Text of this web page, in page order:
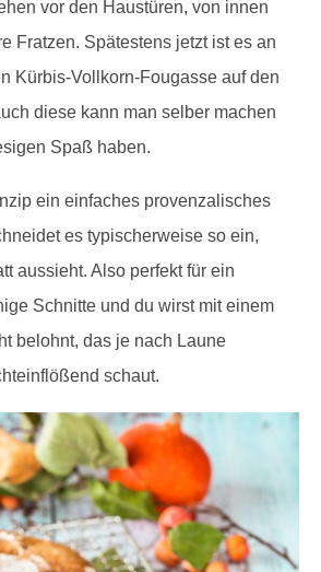
vor den Haustüren, von innen
Fratzen. Spätestens jetzt ist es an
Kürbis-Vollkorn-Fougasse auf den
diese kann man selber machen
Spaß haben.
ein einfaches provenzalisches
es typischerweise so ein,
aussieht. Also perfekt für ein
Schnitte und du wirst mit einem
belohnt, das je nach Laune
schaut.